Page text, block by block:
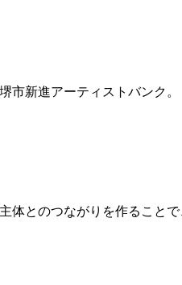
市新進アーティストバンク。
体とのつながりを作ること